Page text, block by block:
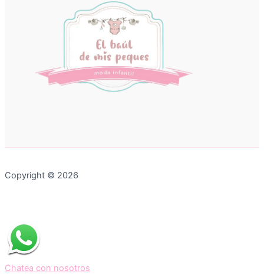
Copyright © 2026
Chatea con nosotros